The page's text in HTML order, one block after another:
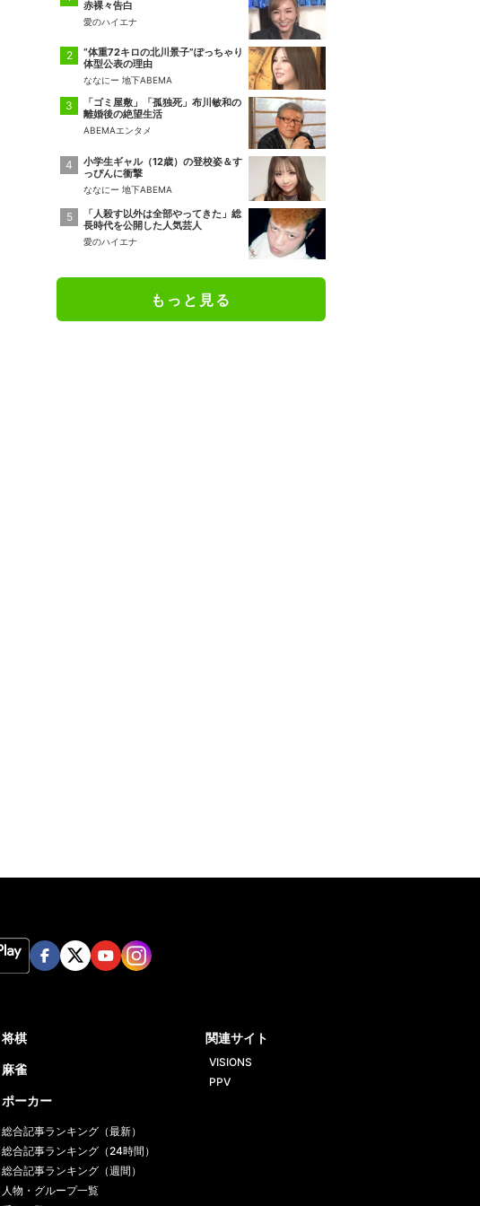
赤裸々告白
愛のハイエナ
“体重72キロの北川景子”ぽっちゃり
体型公表の理由
ななにー 地下ABEMA
「ゴミ屋敷」「孤独死」布川敏和の
離婚後の絶望生活
ABEMAエンタメ
小学生ギャル（12歳）の登校姿＆す
っぴんに衝撃
ななにー 地下ABEMA
「人殺す以外は全部やってきた」総
長時代を公開した人気芸人
愛のハイエナ
もっと見る
将棋
麻雀
ポーカー
総合記事ランキング（最新）
総合記事ランキング（24時間）
総合記事ランキング（週間）
人物・グループ一覧
関連サイト
VISIONS
PPV